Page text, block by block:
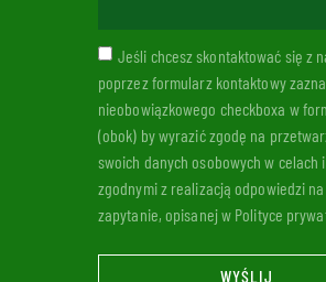
Jeśli chcesz skontaktować się z
poprzez formularz kontaktowy
nieobowiązkowego checkboxa w
(obok) by wyrazić zgodę na
swoich danych osobowych w celach
zgodnymi z realizacją odpowiedzi
zapytanie, opisanej w Polityce
WYŚLIJ